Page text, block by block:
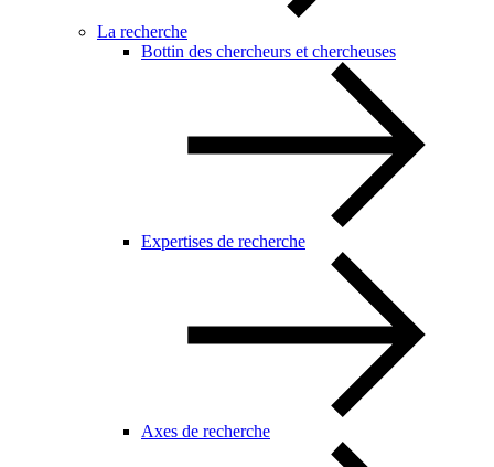
La recherche
Bottin des chercheurs et chercheuses
Expertises de recherche
Axes de recherche